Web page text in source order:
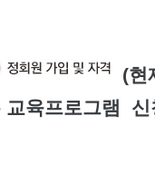
(현
교육프로그램 신